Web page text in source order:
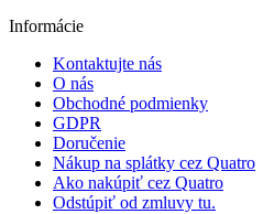
Informácie
Kontaktujte nás
O nás
Obchodné podmienky
GDPR
Doručenie
Nákup na splátky cez Quatro
Ako nakúpiť cez Quatro
Odstúpiť od zmluvy tu.